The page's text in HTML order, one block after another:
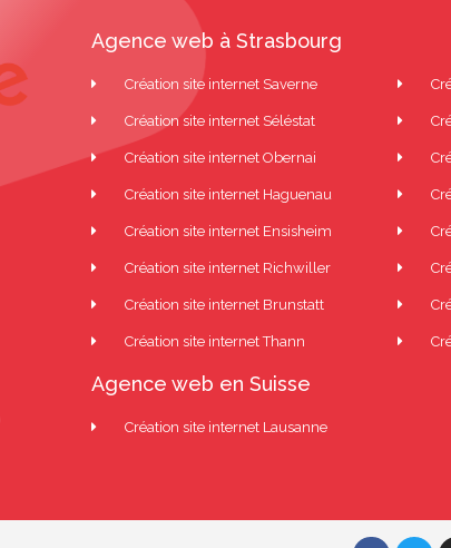
Agence web à Strasbourg
Création site internet Saverne
Création site internet Séléstat
Création site internet Obernai
Création site internet Haguenau
Création site internet Ensisheim
Création site internet Richwiller
Création site internet Brunstatt
Création site internet Thann
Agence web en Suisse
Création site internet Lausanne